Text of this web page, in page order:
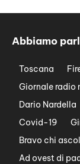
Abbiamo
Toscana
Giornale radio
Dario Nardella
Covid-19
Bravo chi
Ad ovest di